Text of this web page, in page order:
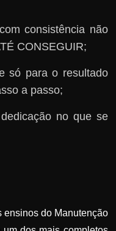
consistência não
CONSEGUIR;
só para o resultado
a passo;
no que se
ensinos do Manutenção